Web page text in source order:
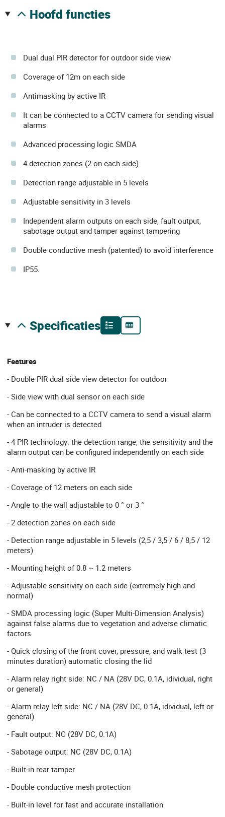
hoofd functies
Dual dual PIR detector for outdoor side view
Coverage of 12m on each side
Antimasking by active IR
It can be connected to a CCTV camera for sending visual
alarms
Advanced processing logic SMDA
4 detection zones (2 on each side)
Detection range adjustable in 5 levels
Adjustable sensitivity in 3 levels
Independent alarm outputs on each side, fault output,
sabotage output and tamper against tampering
Double conductive mesh (patented) to avoid interference
IP55.
specificaties
Features
- Double PIR dual side view detector for outdoor
- Side view with dual sensor on each side
- Can be connected to a CCTV camera to send a visual alarm
when an intruder is detected
- 4 PIR technology: the detection range, the sensitivity and the
alarm output can be configured independently on each side
- Anti-masking by active IR
- Coverage of 12 meters on each side
- Angle to the wall adjustable to 0 ° or 3 °
- 2 detection zones on each side
- Detection range adjustable in 5 levels (2,5 / 3,5 / 6 / 8,5 / 12
meters)
- Mounting height of 0.8 ~ 1.2 meters
- Adjustable sensitivity on each side (extremely high and
normal)
- SMDA processing logic (Super Multi-Dimension Analysis)
against false alarms due to vegetation and adverse climatic
factors
- Quick closing of the front cover, pressure, and walk test (3
minutes duration) automatic closing the lid
- Alarm relay right side: NC / NA (28V DC, 0.1A, idividual, right
or general)
- Alarm relay left side: NC / NA (28V DC, 0.1A, idividual, left or
general)
- Fault output: NC (28V DC, 0.1A)
- Sabotage output: NC (28V DC, 0.1A)
- Built-in rear tamper
- Double conductive mesh protection
- Built-in level for fast and accurate installation